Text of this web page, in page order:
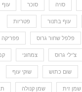
סויה סוכר עוף
עוף בתנור פטריות
פלפל שחור גרוס
צ'ילי גרוס צמחוני
שום כתוש שוקי עוף
שמן זית שמן קנולה